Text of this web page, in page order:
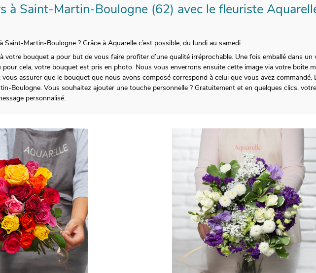
à Saint-Martin-Boulogne (62) avec le fleuriste
Saint-Martin-Boulogne ? Grâce à Aquarelle c’est possible, du lundi au samedi.
votre bouquet a pour but de vous faire profiter d’une qualité irréprochable. Une fois emballé dans un
cela, votre bouquet est pris en photo. Nous vous enverrons ensuite cette image via votre boîte
assurer que le bouquet que nous avons composé correspond à celui que vous avez commandé.
Boulogne. Vous souhaitez ajouter une touche personnelle ? Gratuitement et en quelques clics,
personnalisé.